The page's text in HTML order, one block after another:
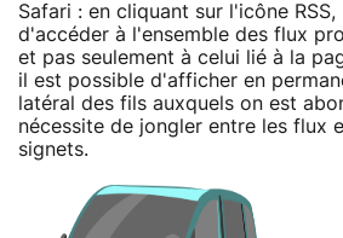
Safari : en cliquant sur l'icône
d'accéder à l'ensemble des flux
et pas seulement à celui lié à la
il est possible d'afficher en
latéral des fils auxquels on est
nécessite de jongler entre les flux
signets.